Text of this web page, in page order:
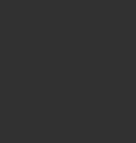
やiPhone・Androidの設定を解説
用状況の確認手順も紹介
Instagram、TikTokで送る方法を解説
い方や注意点をわかりやすく解説